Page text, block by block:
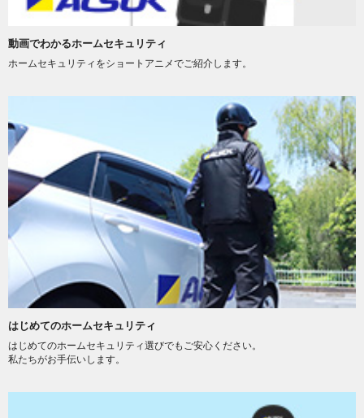
動画でわかるホームセキュリティ
ホームセキュリティをショートアニメでご紹介します。
はじめてのホームセキュリティ
はじめてのホームセキュリティ選びでもご安心ください。
私たちがお手伝いします。